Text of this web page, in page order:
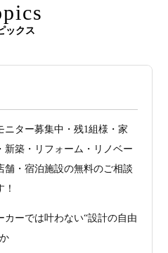
ックス
ニター募集中・残1組様・家
新築・リフォーム・リノベー
舗・宿泊施設の無料のご相談
！
カーでは叶わない“設計の自由